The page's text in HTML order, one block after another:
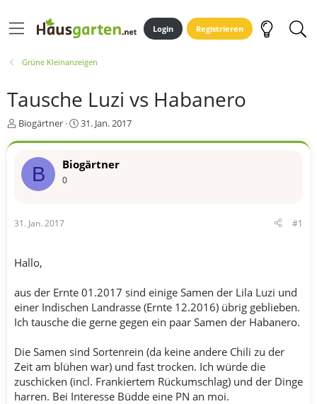
Login Registrieren
Grüne Kleinanzeigen
Tausche Luzi vs Habanero
E
e
r
Biogärtner
E
t
e
31. Jan. 2017
B Biogärtner
0
31. Jan. 2017 #1
Hallo,
aus der Ernte 01.2017 sind einige Samen der Lila Luzi und
einer Indischen Landrasse (Ernte 12.2016) übrig geblieben.
Ich tausche die gerne gegen ein paar Samen der Habanero.
Die Samen sind Sortenrein (da keine andere Chili zu der
Zeit am blühen war) und fast trocken. Ich würde die
zuschicken (incl. Frankiertem Rückumschlag) und der Dinge
harren. Bei Interesse Büdde eine PN an moi.